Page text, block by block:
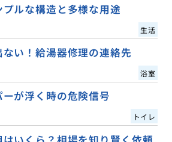
ルな構造と多様な用途
生活
い！給湯器修理の連絡先
浴室
ーが浮く時の危険信号
トイレ